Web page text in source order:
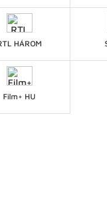
HÁROM
Film+ HU